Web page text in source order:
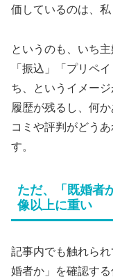
価しているのは、私
というのも、いち
「振込」「プリペ
ち、というイメー
履歴が残るし、何
コミや評判がどう
す。
ただ、「既婚者
像以上に重い
記事内でも触れら
婚者か」を確認する